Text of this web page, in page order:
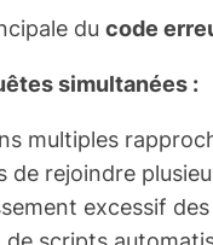
du code
simultanées :
multiples
de rejoindre
excessif